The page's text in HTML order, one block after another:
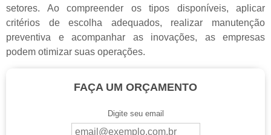
setores. Ao compreender os tipos disponíveis, aplicar
critérios de escolha adequados, realizar manutenção
preventiva e acompanhar as inovações, as empresas
podem otimizar suas operações.
FAÇA UM ORÇAMENTO
Digite seu email